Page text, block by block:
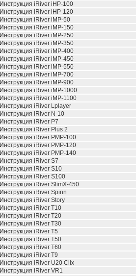
Инструкция iRiver iHP-100
Инструкция iRiver iHP-120
Инструкция iRiver iMP-50
Инструкция iRiver iMP-150
Инструкция iRiver iMP-250
Инструкция iRiver iMP-350
Инструкция iRiver iMP-400
Инструкция iRiver iMP-450
Инструкция iRiver iMP-550
Инструкция iRiver iMP-700
Инструкция iRiver iMP-900
Инструкция iRiver iMP-1000
Инструкция iRiver iMP-1100
Инструкция iRiver Lplayer
Инструкция iRiver N-10
Инструкция iRiver P7
Инструкция iRiver Plus 2
Инструкция iRiver PMP-100
Инструкция iRiver PMP-120
Инструкция iRiver PMP-140
Инструкция iRiver S7
Инструкция iRiver S10
Инструкция iRiver S100
Инструкция iRiver SlimX-450
Инструкция iRiver Spinn
Инструкция iRiver Story
Инструкция iRiver T10
Инструкция iRiver T20
Инструкция iRiver T30
Инструкция iRiver T5
Инструкция iRiver T50
Инструкция iRiver T60
Инструкция iRiver T9
Инструкция iRiver U20 Clix
Инструкция iRiver VR1